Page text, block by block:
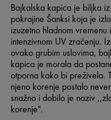
Bajkalska kapica je biljka
pokrajine Šanksi koja je
izuzetno hladnom vremenu i
intenzivnom UV zračenju.
ovako grubim uslovima,
kapica je morala da
otporna kako bi preživela.
njeno korenje postalo
snažno i dobilo je naziv
korenje".